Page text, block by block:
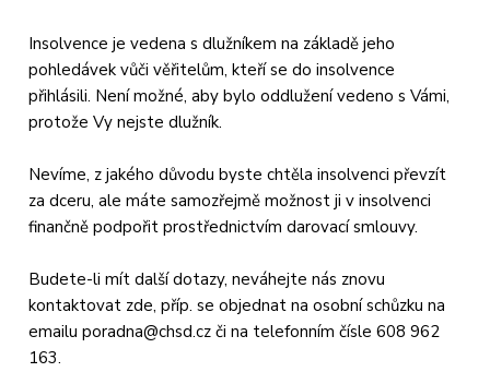
Insolvence je vedena s dlužníkem na základě jeho
pohledávek vůči věřitelům, kteří se do insolvence
přihlásili. Není možné, aby bylo oddlužení vedeno s Vámi,
protože Vy nejste dlužník.
Nevíme, z jakého důvodu byste chtěla insolvenci převzít
za dceru, ale máte samozřejmě možnost ji v insolvenci
finančně podpořit prostřednictvím darovací smlouvy.
Budete-li mít další dotazy, neváhejte nás znovu
kontaktovat zde, příp. se objednat na osobní schůzku na
emailuporadna@chsd.cz či na telefonním čísle 608 962
163.